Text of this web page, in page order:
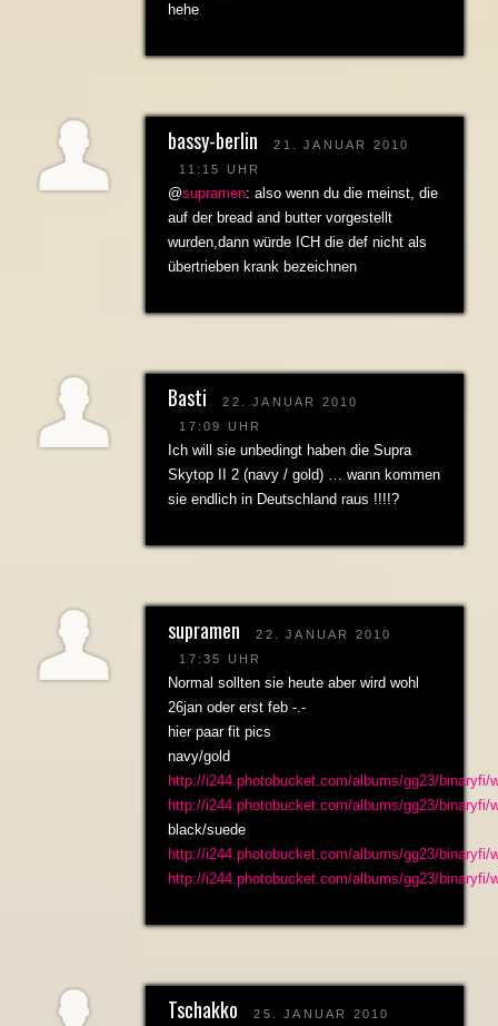
hehe
bassy-berlin
21. JANUAR 2010
11:15 UHR
@supramen: also wenn du die meinst, die
auf der bread and butter vorgestellt
wurden,dann würde ICH die def nicht als
übertrieben krank bezeichnen
Basti
22. JANUAR 2010
17:09 UHR
Ich will sie unbedingt haben die Supra
Skytop II 2 (navy / gold) … wann kommen
sie endlich in Deutschland raus !!!!?
supramen
22. JANUAR 2010
17:35 UHR
Normal sollten sie heute aber wird wohl
26jan oder erst feb -.-
hier paar fit pics
navy/gold
http://i244.photobucket.com/albums/gg23/binaryfi/
http://i244.photobucket.com/albums/gg23/binaryfi/
black/suede
http://i244.photobucket.com/albums/gg23/binaryfi/
http://i244.photobucket.com/albums/gg23/binaryfi/
Tschakko
25. JANUAR 2010